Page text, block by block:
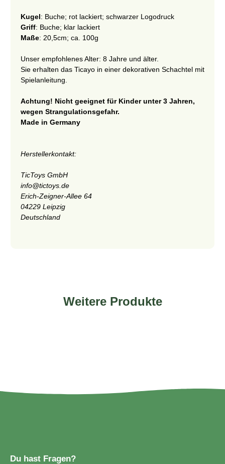
Kugel: Buche; rot lackiert; schwarzer Logodruck
Griff: Buche; klar lackiert
Maße: 20,5cm; ca. 100g
Unser empfohlenes Alter: 8 Jahre und älter.
Sie erhalten das Ticayo in einer dekorativen Schachtel mit
Spielanleitung.
Achtung! Nicht geeignet für Kinder unter 3 Jahren,
wegen Strangulationsgefahr.
Made in Germany
Herstellerkontakt:
TicToys GmbH
info@tictoys.de
Erich-Zeigner-Allee 64
04229 Leipzig
Deutschland
Weitere Produkte
Du hast Fragen?